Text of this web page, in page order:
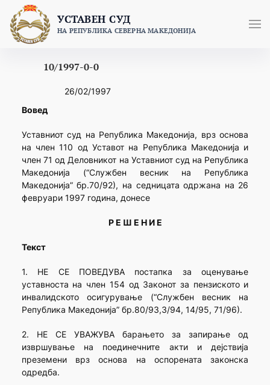
content
УСТАВЕН СУД
НА РЕПУБЛИКА СЕВЕРНА МАКЕДОНИЈА
10/1997-0-0
26/02/1997
Вовед
Уставниот суд на Република Македонија, врз основа
на член 110 од Уставот на Република Македонија и
член 71 од Деловникот на Уставниот суд на Република
Македонија (“Службен весник на Република
Македонија” бр.70/92), на седницата одржана на 26
февруари 1997 година, донесе
Р Е Ш Е Н И Е
Текст
1. НЕ СЕ ПОВЕДУВА постапка за оценување
уставноста на член 154 од Законот за пензиското и
инвалидското осигурување (“Службен весник на
Република Македонија” бр.80/93,3/94, 14/95, 71/96).
2. НЕ СЕ УВАЖУВА барањето за запирање од
извршување на поединечните акти и дејствија
преземени врз основа на оспорената законска
одредба.